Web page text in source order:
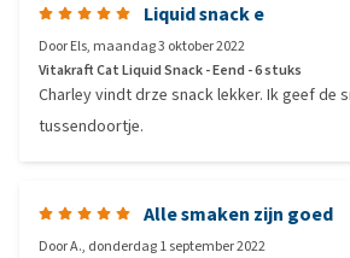
Liquid snack e
DoorEls, maandag 3 oktober 2022
Vitakraft Cat Liquid Snack - Eend - 6 stuks
Charley vindt drze snack lekker. Ik geef de
tussendoortje.
Alle smaken zijn goed
DoorA., donderdag 1 september 2022